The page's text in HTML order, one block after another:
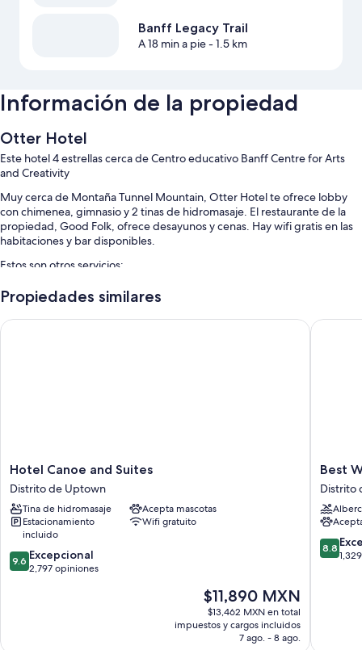
Banff Legacy Trail
A 18 min a pie- 1.5 km
Información de la propiedad
Otter Hotel
Este hotel 4 estrellas cerca de Centro educativo Banff Centre for Arts
and Creativity
Muy cerca de Montaña Tunnel Mountain, Otter Hotel te ofrece lobby
con chimenea, gimnasio y 2 tinas de hidromasaje. El restaurante de la
propiedad, Good Folk, ofrece desayunos y cenas. Hay wifi gratis en las
habitaciones y bar disponibles.
Estos son otros servicios:
Estacionamiento gratis
Otros de los servicios que también encontrarás en las habitaciones
incluyen:
Baños con secadoras de cabello
Televisiones de 50 pulgadas con canales por cable
Refrigeradores, teteras eléctricas y calefacción
Propiedades similares
Hotel
Canoe
and
Suites
Distrito
Uptown
Hotel Canoe and Suites
Distrito de Uptown
Tina de hidromasaje
Acepta mascotas
Estacionamiento
incluido
Wifi gratuito
9.6
de
9.6 Excepcional
2,797 opiniones
El
precio
actual
$11,890 MXN
$13,462 MXN en total
impuestos y cargos incluidos
7 ago. - 8 ago.
Hotel Canoe and Suites
Best
Western
Plus
Banff
Lodge
Distrito
Best
Distrito
8.8
de
8.8
Best